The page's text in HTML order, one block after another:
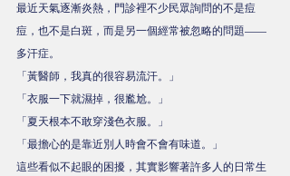
最近天氣逐漸炎熱，門診裡不少民眾詢問的不是痘
痘，也不是白斑，而是另一個經常被忽略的問題——
多汗症。
「黃醫師，我真的很容易流汗。」
「衣服一下就濕掉，很尷尬。」
「夏天根本不敢穿淺色衣服。」
「最擔心的是靠近別人時會不會有味道。」
這些看似不起眼的困擾，其實影響著許多人的日常生